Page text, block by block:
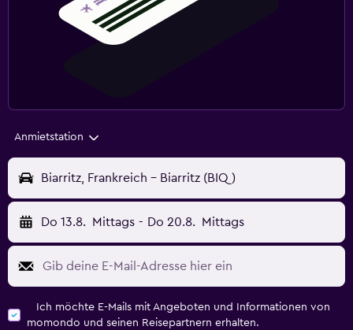
Anmietstation
Biarritz, Frankreich - Biarritz (BIQ)
Do 13.8. Mittags - Do 20.8. Mittags
Ich möchte E-Mails mit Angeboten und Informationen von
momondo und seinen Reisepartnern erhalten.